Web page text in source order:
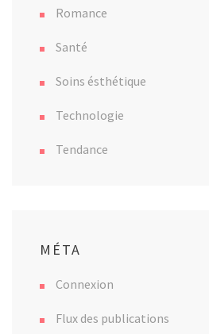
Romance
Santé
Soins ésthétique
Technologie
Tendance
MÉTA
Connexion
Flux des publications